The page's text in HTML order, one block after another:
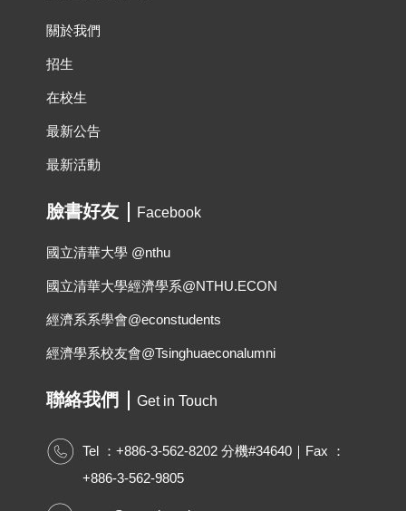
關於我們
招生
在校生
最新公告
最新活動
臉書好友 Facebook
國立清華大學 @nthu
國立清華大學經濟學系@NTHU.ECON
經濟系系學會@econstudents
經濟學系校友會@Tsinghuaeconalumni
聯絡我們 Get in Touch
Tel ：+886-3-562-8202 分機#34640｜Fax ：
+886-3-562-9805